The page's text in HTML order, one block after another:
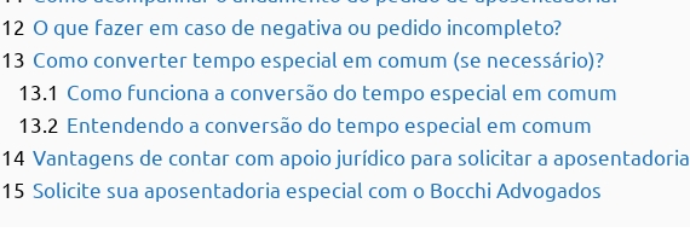
12 O que fazer em caso de negativa ou pedido incompleto?
13 Como converter tempo especial em comum (se necessário)?
13.1 Como funciona a conversão do tempo especial em comum
13.2 Entendendo a conversão do tempo especial em comum
14 Vantagens de contar com apoio jurídico para solicitar a aposentadoria
15 Solicite sua aposentadoria especial com o Bocchi Advogados